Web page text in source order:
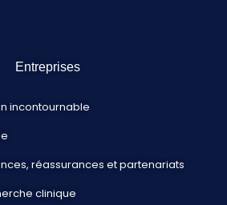
Entreprises
incontournable
réassurances et partenariats
clinique